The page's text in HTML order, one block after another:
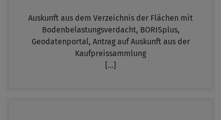
Auskunft aus dem Verzeichnis der Flächen mit
Bodenbelastungsverdacht, BORISplus,
Geodatenportal, Antrag auf Auskunft aus der
Kaufpreissammlung
[...]